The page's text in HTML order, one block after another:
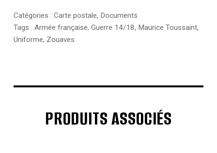
Catégories : Carte postale, Documents
Tags : Armée française, Guerre 14/18, Maurice Toussaint,
Uniforme, Zouaves
PRODUITS ASSOCIÉS